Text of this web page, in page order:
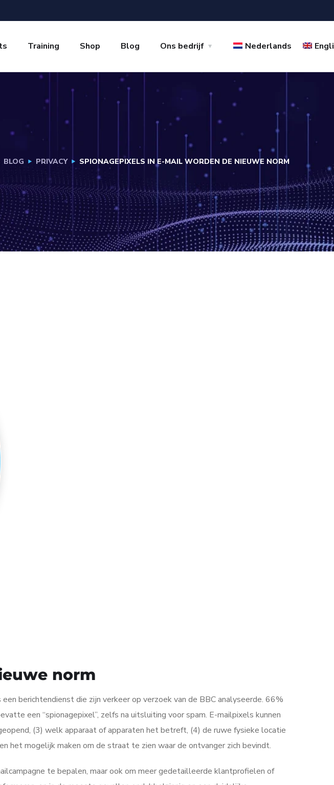
Training Shop Blog Ons bedrijf Nederlands
BLOG PRIVACY SPIONAGEPIXELS IN E-MAIL WORDEN DE NIEUWE NORM
norm
berichtendienst die zijn verkeer op verzoek van de BBC analyseerde. 66%
een “spionagepixel”, zelfs na uitsluiting voor spam. E-mailpixels kunnen
(3) welk apparaat of apparaten het betreft, (4) de ruwe fysieke locatie
het mogelijk maken om de straat te zien waar de ontvanger zich bevindt.
te bepalen, maar ook om meer gedetailleerde klantprofielen of